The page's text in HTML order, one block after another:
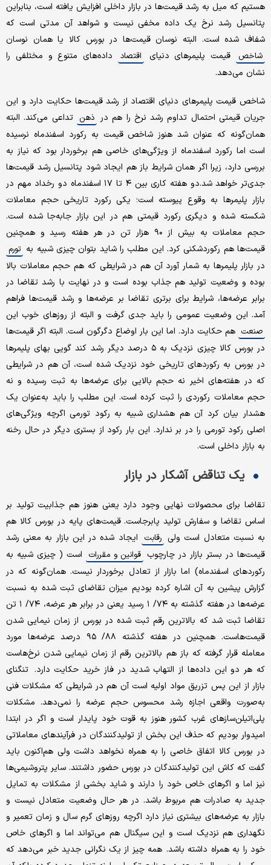
هستیم که میل به رشد قیمت‌ها در بازار داخلی افزایش یافته است، بنابراین
پتانسیل رشد نرخ یک داده مخفی نیست و شواهد آن مدتی است که
شفاف شده است. البته نوسان قیمت‌ها در بورس کالا یا همان نوسان
شاخص قیمت پلیمرهای دنیای اقتصاد
داده‌های متنوع و مختلفی را
نشان می‌دهد.
شاخص قیمت پلیمرهای دنیای اقتصاد از رشد قیمت‌ها حکایت دارد و این
جریان قیمتی احتمال تداوم رشد نرخ را هم در ذهن تداعی می‌کند. البته
همان‌گونه که عنوان شد هنوز شاخص قیمت به رکورد اسفندماه نرسیده
است اما رکورد اسفندماه از ویژگی‌های خاصی هم برخوردار بود که نیاز به
بررسی دارد، زیرا اگر همان شرایط باز هم ایجاد شود پتانسیل رشد قیمت‌ها
جدی‌تر خواهد شد.دو هفته کاری بین ۴ تا ۱۷ اسفندماه دو رخداد مهم در
بازار پلیمرها به وقوع پیوسته است؛ یکی رکورد تاریخی حجم معاملات
شکسته شده و دیگری رکورد قیمتی هم در این بازار جابه‌جا‌ شده است.
حجم معاملات به بیش از ۹۰ هزار تن در هر هفته رسید و همچنین
قیمت‌ها هم رکوردشکنی کرد. این مطلب را شاید بتوان چیزی شبیه به تورم
در بازار پلیمرها به شمار آورد آن هم در شرایطی که هم حجم معاملات بالا
بوده و وضعیت تولید هم جذاب بوده است و در نهایت با رشد تقاضا در
برابر عرضه‌ها، شرایط برای برتری تقاضا بر عرضه‌ها و رشد قیمت‌ها فراهم
آمد. این وضعیت عمومی را باید جدی گرفت و البته از روزهای خوب این
صنعت هم حکایت دارد. اما این بار اوضاع دگرگون است. البته اگر قیمت‌ها
در بورس کالا چیزی نزدیک به ۵ درصد دیگر رشد کند گویی بهای پلیمرها
در بورس به رکوردهای تاریخی خود نزدیک شده است، آن هم در شرایطی
که در هفته‌های اخیر نه حجم بالایی برای عرضه‌ها به ثبت رسیده و نه
حجم معاملات رکوردی را ثبت کرده است. این مطلب را باید به‌عنوان یک
هشدار بیان کرد آن هم هشداری شبیه به رکود تورمی اگرچه ویژگی‌های
اصلی رکود تورمی را در بر ندارد. این بار رکود از بستری دیگر در حال رخنه
به بازار داخلی است.
یک تناقض آشکار در بازار
تقاضا برای محصولات نهایی وجود دارد یعنی هنوز هم جذابیت تولید بر
اساس تقاضا و سفارش تولید پابرجاست. قیمت‌های پایه در بورس کالا هم
به نسبت متعادل است ولی رقابت ایجاد شده در این بازار به معنی رشد
قیمت‌ها در بستر بازار در چارچوب قوانین و مقررات است ( چیزی شبیه به
رکوردهای اسفندماه) اما بازار از تعادل برخوردار نیست. همان‌گونه که در
گزارش پیشین به آن اشاره کرده بودیم میزان تقاضای ثبت شده به نسبت
عرضه‌ها در هفته گذشته به ۷۴/ ۱ رسید یعنی در برابر هر عرضه، ۷۴/ ۱ تن
تقاضا ثبت شد که بالاترین رقم ثبت شده در بورس از زمان نیمایی شدن
قیمت‌هاست. همچنین در هفته گذشته ۸۸/ ۹۵ درصد عرضه‌ها مورد
معامله قرار گرفته که باز هم بالاترین رقم از زمان نیمایی شدن نرخ‌هاست
که هر دو این داده‌ها از التهاب شدید در فاز خرید حکایت دارد. تنگنای
بازار از این پس تزریق مواد اولیه است آن هم در شرایطی که مشکلات فنی
به‌صورت واقعی اجازه رشد محسوس حجم عرضه‌ را نمی‌دهد. مشکلات
پلی‌اتیلن‌سازهای غرب کشور هنوز به قوت خود پایدار است و اگر در ابتدا
امیدوار بودیم که حذف این بخش از تولیدکنندگان در فرآیندهای معاملاتی
در بورس کالا اتفاق خاصی را به همراه نخواهد داشت ولی هم‌اکنون باید
گفت که کاش این تولیدکنندگان در بورس حضور داشتند. سایر پتروشیمی‌ها
نیز اما و اگرهای خاص خود را دارند و شاید بخشی از مشکلات به تمایل
جدید به صادرات هم مربوط باشد. در هر حال وضعیت متعادل نیست و
بازار به عرضه‌های بیشتری نیاز دارد اگرچه روزهای گرم سال و زمان تعمیر و
نگهداری هم نزدیک است و این سیگنال هم می‌تواند اما و اگرهای خاص
خود را به همراه داشته باشد. همه چیز از یک نگرانی جدید خبر می‌دهد که